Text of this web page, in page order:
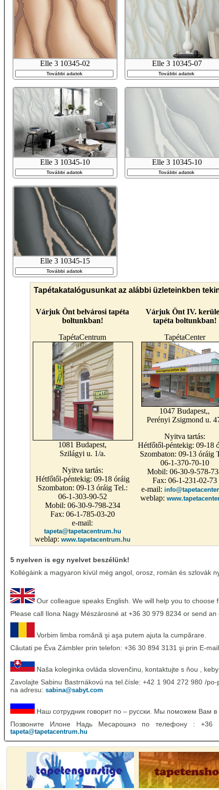
Elle 3 10345-02
További adatok
Elle 3 10345-07
További adatok
Elle 3 10345-10
További adatok
Elle 3 10345-10
További adatok
Elle 3 10345-15
További adatok
Tapétakatalógusunkat az alábbi üzleteinkben
Várjuk Önt belvárosi tapéta
boltunkban!
TapétaCentrum
1081 Budapest,
Szilágyi u. 1/a.
Nyitva tartás:
Hétfőtől-péntekig: 09-18 óráig
Szombaton: 09-13 óráig Tel.:
06-1-303-90-52
Mobil: 06-30-9-798-234
Fax: 06-1-785-03-20
e-mail:
tapeta@tapetacentrum.hu
weblap: www.tapetacentrum.hu
Várjuk Önt IV.
tapéta boltunkban!
TapétaCenter
1047 Budapest,,
Perényi Zsigmond u.
Nyitva tartás:
Hétfőtől-péntekig: 09-18
Szombaton: 09-13 óráig
06-1-370-70-10
Mobil: 06-30-9-578-
Fax: 06-1-231-02-73
e-mail:
weblap:
5 nyelven is egy nyelvet beszélünk!
Kollégáink a magyaron kívül még angol, orosz, román és szlovák
Our colleague speaks English. We will help you to choose
Please call Ilona Nagy Mészárosné at +36 30 979 8234 or send
Vorbim limba romănă şi aşa putem ajuta la cumpărare.
Căutati pe Éva Zámbler prin telefon: +36 30 894 3131 şi prin E-
Naša koleginka ovláda slovenčinu, kontaktujte s ňou ,
Zavolajte Sabinu Bastrnákovú na tel.čísle: +42 1 904 272 980 /
na adresu: sabina@sabyt.com
Наш сотрудник говорит по – русски. Мы поможем Вам
Позвоните Илоне Надь Месарошнэ по телефону :
tapeta@tapetacentrum.hu